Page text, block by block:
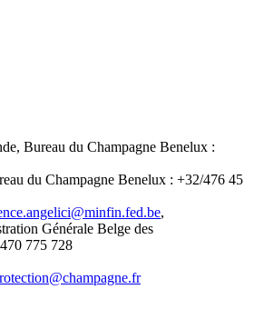
Bureau du Champagne Benelux :
du Champagne Benelux : +32/476 45
,
Générale Belge des
775 728